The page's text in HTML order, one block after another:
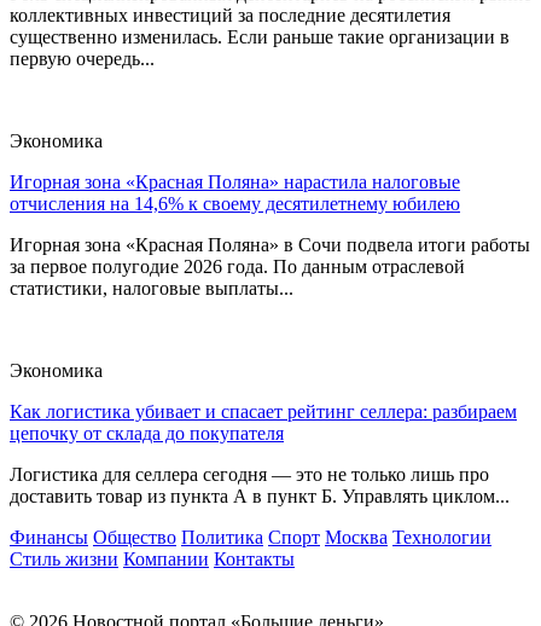
коллективных инвестиций за последние десятилетия
существенно изменилась. Если раньше такие организации в
первую очередь...
Экономика
Игорная зона «Красная Поляна» нарастила налоговые
отчисления на 14,6% к своему десятилетнему юбилею
Игорная зона «Красная Поляна» в Сочи подвела итоги работы
за первое полугодие 2026 года. По данным отраслевой
статистики, налоговые выплаты...
Экономика
Как логистика убивает и спасает рейтинг селлера: разбираем
цепочку от склада до покупателя
Логистика для селлера сегодня — это не только лишь про
доставить товар из пункта А в пункт Б. Управлять циклом...
Финансы Общество Политика Спорт Москва Технологии
Стиль жизни Компании Контакты